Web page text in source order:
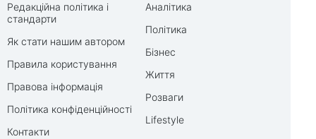
Редакційна політика і
стандарти
Як стати нашим автором
Правила користування
Правова інформація
Політика конфіденційності
Контакти
Аналітика
Політика
Бізнес
Життя
Розваги
Lifestyle